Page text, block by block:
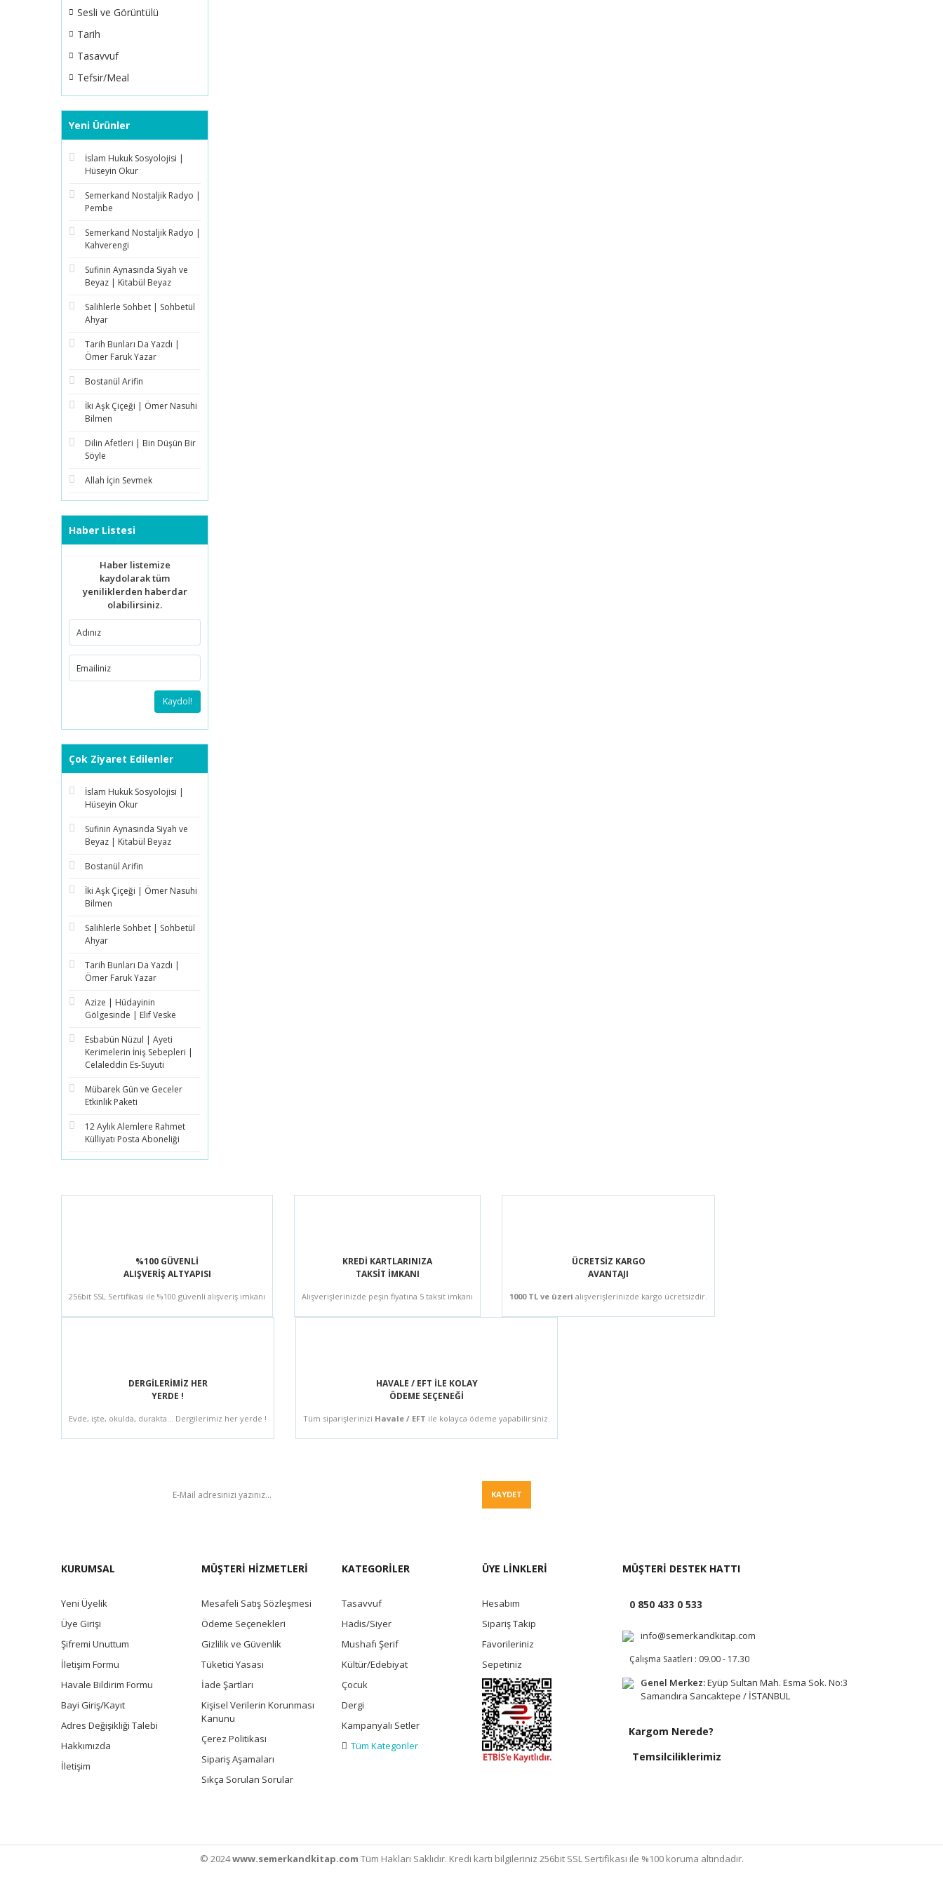
Sesli ve Görüntülü
Tarih
Tasavvuf
Tefsir/Meal
Yeni Ürünler
İslam Hukuk Sosyolojisi |
Hüseyin Okur
Semerkand Nostaljik Radyo |
Pembe
Semerkand Nostaljik Radyo |
Kahverengi
Sufinin Aynasında Siyah ve
Beyaz | Kitabül Beyaz
Salihlerle Sohbet | Sohbetül
Ahyar
Tarih Bunları Da Yazdı |
Ömer Faruk Yazar
Bostanül Arifin
İki Aşk Çiçeği | Ömer Nasuhi
Bilmen
Dilin Afetleri | Bin Düşün Bir
Söyle
Allah İçin Sevmek
Haber Listesi
Haber listemize
kaydolarak tüm
yeniliklerden haberdar
olabilirsiniz.
Kaydol!
Çok Ziyaret Edilenler
İslam Hukuk Sosyolojisi |
Hüseyin Okur
Sufinin Aynasında Siyah ve
Beyaz | Kitabül Beyaz
Bostanül Arifin
İki Aşk Çiçeği | Ömer Nasuhi
Bilmen
Salihlerle Sohbet | Sohbetül
Ahyar
Tarih Bunları Da Yazdı |
Ömer Faruk Yazar
Azize | Hüdayinin
Gölgesinde | Elif Veske
Esbabün Nüzul | Ayeti
Kerimelerin İniş Sebepleri |
Celaleddin Es-Suyuti
Mübarek Gün ve Geceler
Etkinlik Paketi
12 Aylık Alemlere Rahmet
Külliyatı Posta Aboneliği
%100 GÜVENLİ
ALIŞVERİŞ ALTYAPISI
256bit SSL Sertifikası ile %100 güvenli alışveriş imkanı
KREDİ KARTLARINIZA
TAKSİT İMKANI
Alışverişlerinizde peşin fiyatına 5 taksit imkanı
ÜCRETSİZ KARGO
AVANTAJI
1000 TL ve üzeri alışverişlerinizde kargo ücretsizdir.
DERGİLERİMİZ HER
YERDE !
Evde, işte, okulda, durakta... Dergilerimiz her yerde !
HAVALE / EFT İLE KOLAY
ÖDEME SEÇENEĞİ
Tüm siparişlerinizi Havale / EFT ile kolayca ödeme yapabilirsiniz.
KAYDET
KURUMSAL
Yeni Üyelik
Üye Girişi
Şifremi Unuttum
İletişim Formu
Havale Bildirim Formu
Bayi Giriş/Kayıt
Adres Değişikliği Talebi
Hakkımızda
İletişim
MÜŞTERİ HİZMETLERİ
Mesafeli Satış Sözleşmesi
Ödeme Seçenekleri
Gizlilik ve Güvenlik
Tüketici Yasası
İade Şartları
Kişisel Verilerin Korunması
Kanunu
Çerez Politikası
Sipariş Aşamaları
Sıkça Sorulan Sorular
KATEGORİLER
Tasavvuf
Hadis/Siyer
Mushafı Şerif
Kültür/Edebiyat
Çocuk
Dergi
Kampanyalı Setler
Tüm Kategoriler
ÜYE LİNKLERİ
Hesabım
Sipariş Takip
Favorileriniz
Sepetiniz
MÜŞTERİ DESTEK HATTI
0 850 433 0 533
info@semerkandkitap.com
Çalışma Saatleri : 09.00 - 17.30
Genel Merkez:Eyüp Sultan Mah. Esma Sok. No:3
Samandıra Sancaktepe / İSTANBUL
Kargom Nerede?
Temsilciliklerimiz
© 2024www.semerkandkitap.com Tüm Hakları Saklıdır. Kredi kartı bilgileriniz 256bit SSL Sertifikası ile %100 koruma altındadır.